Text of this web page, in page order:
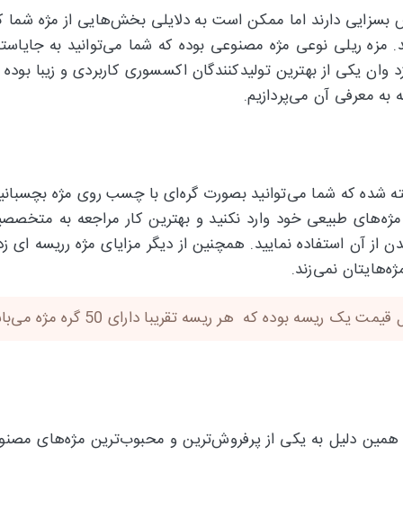
دارند اما ممکن است به دلایلی بخش‌هایی از مژه شما
مزه ریلی نوعی مژه مصنوعی بوده که شما می‌توانید به
یکی از بهترین تولیدکنندگان اکسسوری کاربردی و زیبا
به معرفی آن می‌پردازیم.
شده که شما می‌توانید بصورت گره‌ای با چسب روی مژه
طبیعی خود وارد نکنید و بهترین کار مراجعه به
از آن استفاده نمایید. همچنین از دیگر مزایای مژه رریسه
نمی‌زند.
بوده که هر ریسه تقریبا دارای 50 گره مژه می‌باشد.
همین دلیل به یکی از پرفروش‌ترین و محبوب‌ترین مژه‌های